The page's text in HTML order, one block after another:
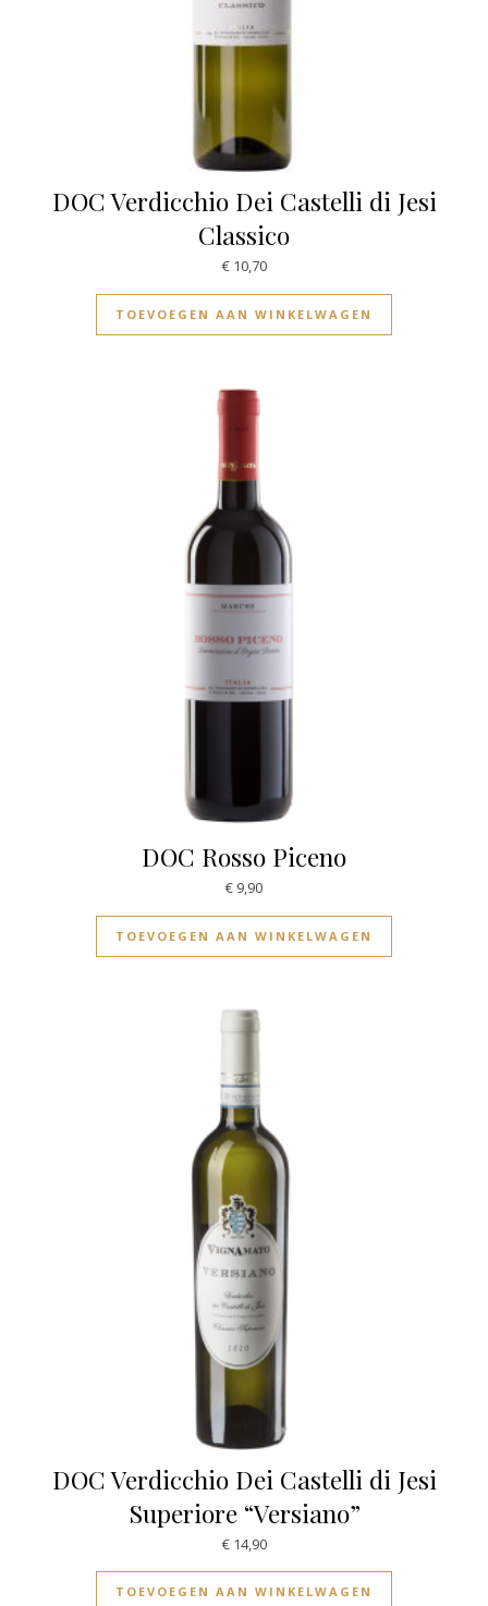
DOC Verdicchio Dei Castelli di Jesi
Classico
€10,70
TOEVOEGEN AAN WINKELWAGEN
DOC Rosso Piceno
€ 9,90
TOEVOEGEN AAN WINKELWAGEN
DOC Verdicchio Dei Castelli di Jesi
Superiore “Versiano”
€14,90
TOEVOEGEN AAN WINKELWAGEN